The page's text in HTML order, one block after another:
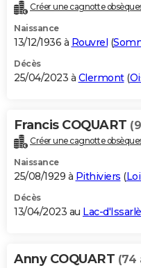
Créer une cagnotte
Naissance
13/12/1936 à Rouvrel (
Décès
25/04/2023 à Clermont(
Francis COQUART
Créer une cagnotte
Naissance
25/08/1929 à Pithiviers (
Décès
13/04/2023 au Lac-
Anny COQUART (74